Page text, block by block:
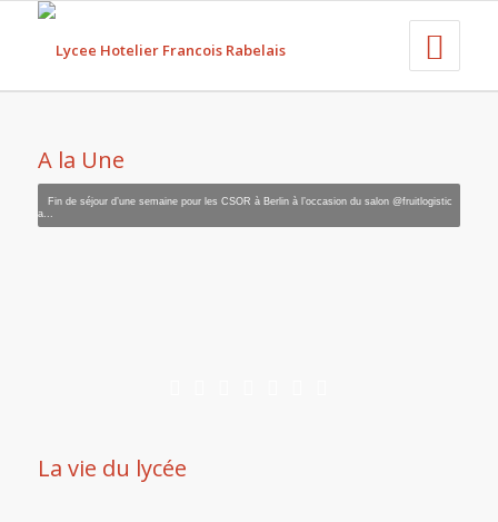
A DÉCOUVRIR !
Suivant6
A la Une
Fin de séjour d’une semaine pour les CSOR à Berlin à l’occasion du salon @fruitlogistic
a...
La vie du lycée